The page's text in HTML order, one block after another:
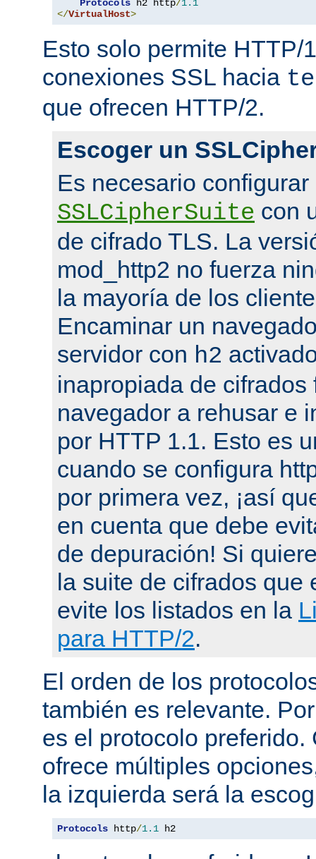
Protocols h2 http/1.1
</VirtualHost>
Esto solo permite HTTP/
conexiones SSL hacia
que ofrecen HTTP/2.
Escoger un
Es necesario configurar
SSLCipherSuite con
de cifrado TLS. La
mod_http2 no fuerza
la mayoría de los
Encaminar un
servidor con h2
inapropiada de cifrados
navegador a rehusar e
por HTTP 1.1. Esto es
cuando se configura
por primera vez, ¡así
en cuenta que debe
de depuración! Si
la suite de cifrados que
evite los listados en la
para HTTP/2.
El orden de los
también es relevante.
es el protocolo preferido.
ofrece múltiples
la izquierda será la
Protocols http/1.1 h2